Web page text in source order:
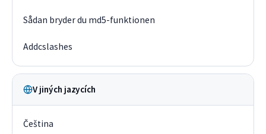
Sådan bryder du md5-funktionen
Addcslashes
V jiných jazycích
Čeština